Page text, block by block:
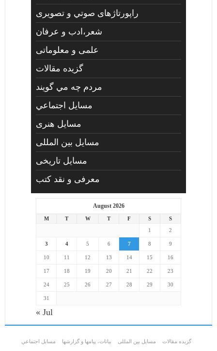
راپورتاژهای صوتي و تصويری
شعر،ادب و عرفان
علمی و معلوماتی
گزیده مقالات
مردم چه مي گويند
مسايل اجتماعي
مسايل هنری
مسایل بین المللی
مسایل تاریخی
معرفی و نقد کتب
August 2026
M T W T F S
S
1
2
3 4 5 6 7 8 9
10 11 12 13 14 15 16
17 18 19 20 21 22 23
24 25 26 27 28 29 30
31
« Jul
گزیده مقالات مسایل بین المللی بیانات، پیامها و گزارشها مسايل اجتماعي